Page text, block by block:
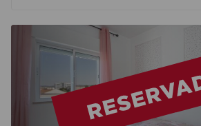
Apartamento T3 Olhão, Quelfes -